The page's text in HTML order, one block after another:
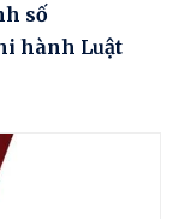
số
hành Luật